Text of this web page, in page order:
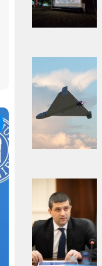
aici textul
pentru
subtitlu
Adaugă
aici textul
pentru
subtitlu